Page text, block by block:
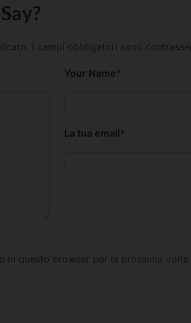
I campi obbligatori sono
Your Name*
La tua email*
in questo browser per la prossima volta